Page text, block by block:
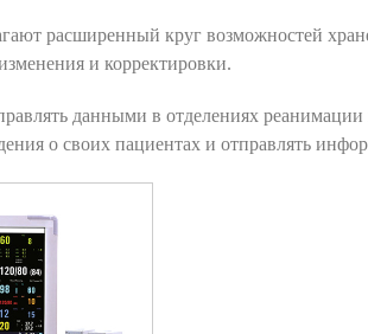
расширенный круг возможностей
и корректировки.
данными в отделениях
о своих пациентах и отправлять